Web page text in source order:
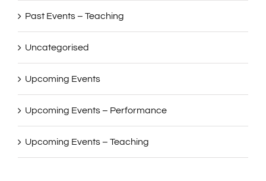
Past Events – Teaching
Uncategorised
Upcoming Events
Upcoming Events – Performance
Upcoming Events – Teaching